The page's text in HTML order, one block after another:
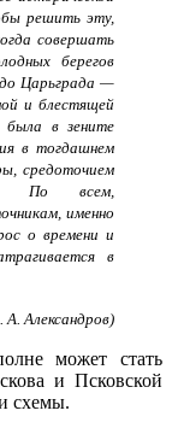
решить эту,
совершать
берегов
Царьграда —
и блестящей
была в зените
в тогдашнем
средоточием
По всем,
именно
о времени и
в
А. Александров)
может стать
и Псковской
схемы.